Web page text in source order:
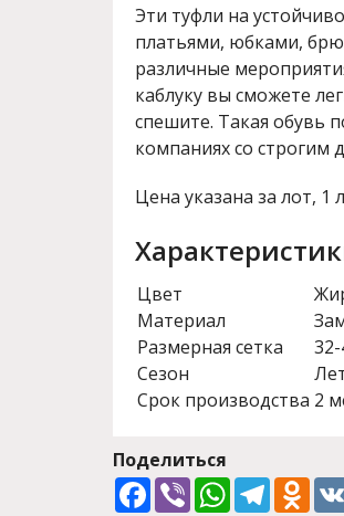
Эти туфли на
платьями, юбками,
различные
каблуку вы сможете
спешите. Такая обувь
компаниях со строгим
Цена указана за лот, 1
Цвет
Материал
Размерная сетка
Сезон
Срок производства 2
Поделиться
Facebook
ViberWhatsApp